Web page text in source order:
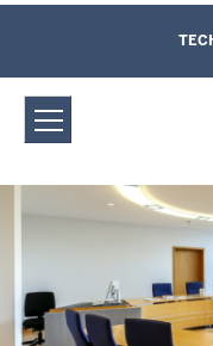
Sitzungstermine
Direkt zum Inhalt
Leichte
und